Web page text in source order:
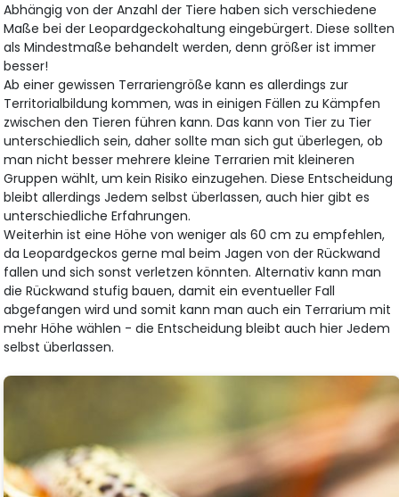
Abhängig von der Anzahl der Tiere haben sich verschiedene
Maße bei der Leopardgeckohaltung eingebürgert. Diese sollten
als Mindestmaße behandelt werden, denn größer ist immer
besser!
Ab einer gewissen Terrariengröße kann es allerdings zur
Territorialbildung kommen, was in einigen Fällen zu Kämpfen
zwischen den Tieren führen kann. Das kann von Tier zu Tier
unterschiedlich sein, daher sollte man sich gut überlegen, ob
man nicht besser mehrere kleine Terrarien mit kleineren
Gruppen wählt, um kein Risiko einzugehen. Diese Entscheidung
bleibt allerdings Jedem selbst überlassen, auch hier gibt es
unterschiedliche Erfahrungen.
Weiterhin ist eine Höhe von weniger als 60 cm zu empfehlen,
da Leopardgeckos gerne mal beim Jagen von der Rückwand
fallen und sich sonst verletzen könnten. Alternativ kann man
die Rückwand stufig bauen, damit ein eventueller Fall
abgefangen wird und somit kann man auch ein Terrarium mit
mehr Höhe wählen - die Entscheidung bleibt auch hier Jedem
selbst überlassen.